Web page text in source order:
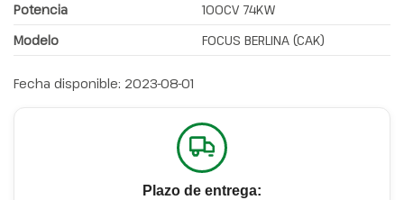
Potencia
100CV 74KW
Modelo
FOCUS BERLINA (CAK)
Fecha disponible: 2023-08-01
Plazo de entrega: